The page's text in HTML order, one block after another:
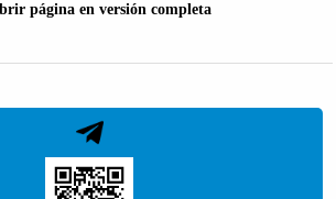
página en versión completa